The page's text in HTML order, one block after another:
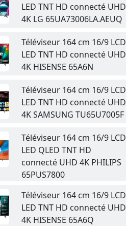
LED TNT HD connecté UHD
4K LG 65UA73006LA.AEUQ
Téléviseur 164 cm 16/9 LCD
LED TNT HD connecté UHD
4K HISENSE 65A6N
Téléviseur 164 cm 16/9 LCD
LED TNT HD connecté UHD
4K SAMSUNG TU65U7005F
Téléviseur 164 cm 16/9 LCD
LED QLED TNT HD
connecté UHD 4K PHILIPS
65PUS7800
Téléviseur 164 cm 16/9 LCD
LED TNT HD connecté UHD
4K HISENSE 65A6Q